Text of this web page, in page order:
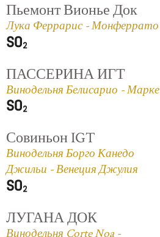
Пьемонт Вионье Док
Лука Феррарис - Монферрато
ПАССЕРИНА ИГТ
Винодельня Белисарио - Марке
Совиньон IGT
Винодельня Борго Канедо
Джильи - Венеция Джулия
ЛУГАНА ДОК
Винодельня Corte Noa -